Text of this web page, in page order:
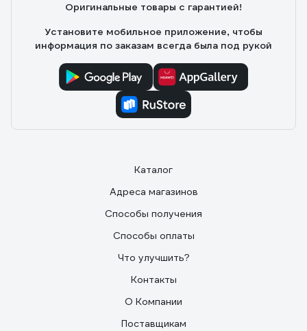
Оригинальные товары с гарантией!
Установите мобильное приложение, чтобы
информация по заказам всегда была под рукой
Каталог
Адреса магазинов
Способы получения
Способы оплаты
Что улучшить?
Контакты
О Компании
Поставщикам